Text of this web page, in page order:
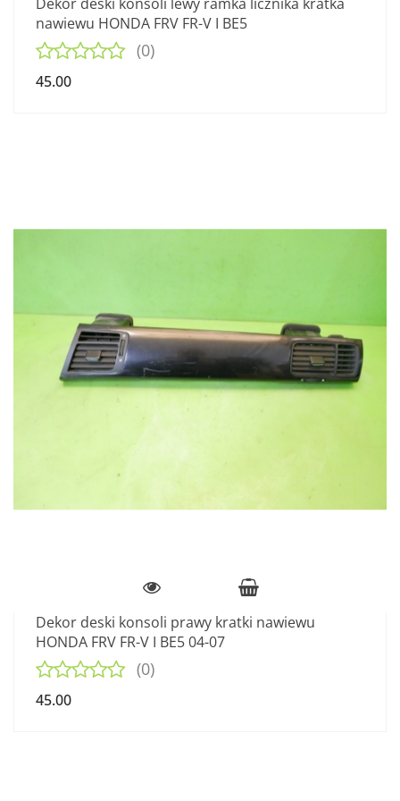
nawiewu HONDA FRV FR-V I BE5
(0)
45.00
Dekor deski konsoli prawy kratki nawiewu
HONDA FRV FR-V I BE5 04-07
(0)
45.00